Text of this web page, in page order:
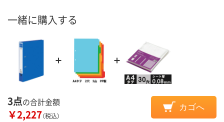
一緒に購入する
3点の合計金額
￥2,227（税込）
カゴへ